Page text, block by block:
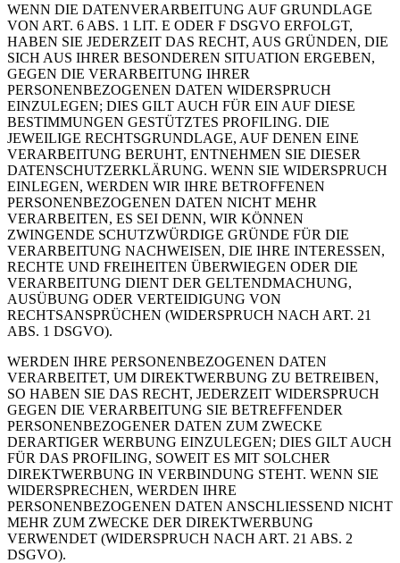
WENN DIE DATENVERARBEITUNG AUF GRUNDLAGE
VON ART. 6 ABS. 1 LIT. E ODER F DSGVO ERFOLGT,
HABEN SIE JEDERZEIT DAS RECHT, AUS GRÜNDEN, DIE
SICH AUS IHRER BESONDEREN SITUATION ERGEBEN,
GEGEN DIE VERARBEITUNG IHRER
PERSONENBEZOGENEN DATEN WIDERSPRUCH
EINZULEGEN; DIES GILT AUCH FÜR EIN AUF DIESE
BESTIMMUNGEN GESTÜTZTES PROFILING. DIE
JEWEILIGE RECHTSGRUNDLAGE, AUF DENEN EINE
VERARBEITUNG BERUHT, ENTNEHMEN SIE DIESER
DATENSCHUTZERKLÄRUNG. WENN SIE WIDERSPRUCH
EINLEGEN, WERDEN WIR IHRE BETROFFENEN
PERSONENBEZOGENEN DATEN NICHT MEHR
VERARBEITEN, ES SEI DENN, WIR KÖNNEN
ZWINGENDE SCHUTZWÜRDIGE GRÜNDE FÜR DIE
VERARBEITUNG NACHWEISEN, DIE IHRE INTERESSEN,
RECHTE UND FREIHEITEN ÜBERWIEGEN ODER DIE
VERARBEITUNG DIENT DER GELTENDMACHUNG,
AUSÜBUNG ODER VERTEIDIGUNG VON
RECHTSANSPRÜCHEN (WIDERSPRUCH NACH ART. 21
ABS. 1 DSGVO).
WERDEN IHRE PERSONENBEZOGENEN DATEN
VERARBEITET, UM DIREKTWERBUNG ZU BETREIBEN,
SO HABEN SIE DAS RECHT, JEDERZEIT WIDERSPRUCH
GEGEN DIE VERARBEITUNG SIE BETREFFENDER
PERSONENBEZOGENER DATEN ZUM ZWECKE
DERARTIGER WERBUNG EINZULEGEN; DIES GILT AUCH
FÜR DAS PROFILING, SOWEIT ES MIT SOLCHER
DIREKTWERBUNG IN VERBINDUNG STEHT. WENN SIE
WIDERSPRECHEN, WERDEN IHRE
PERSONENBEZOGENEN DATEN ANSCHLIESSEND NICHT
MEHR ZUM ZWECKE DER DIREKTWERBUNG
VERWENDET (WIDERSPRUCH NACH ART. 21 ABS. 2
DSGVO).